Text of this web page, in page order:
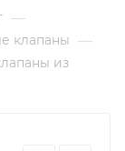
—
клапаны —
из